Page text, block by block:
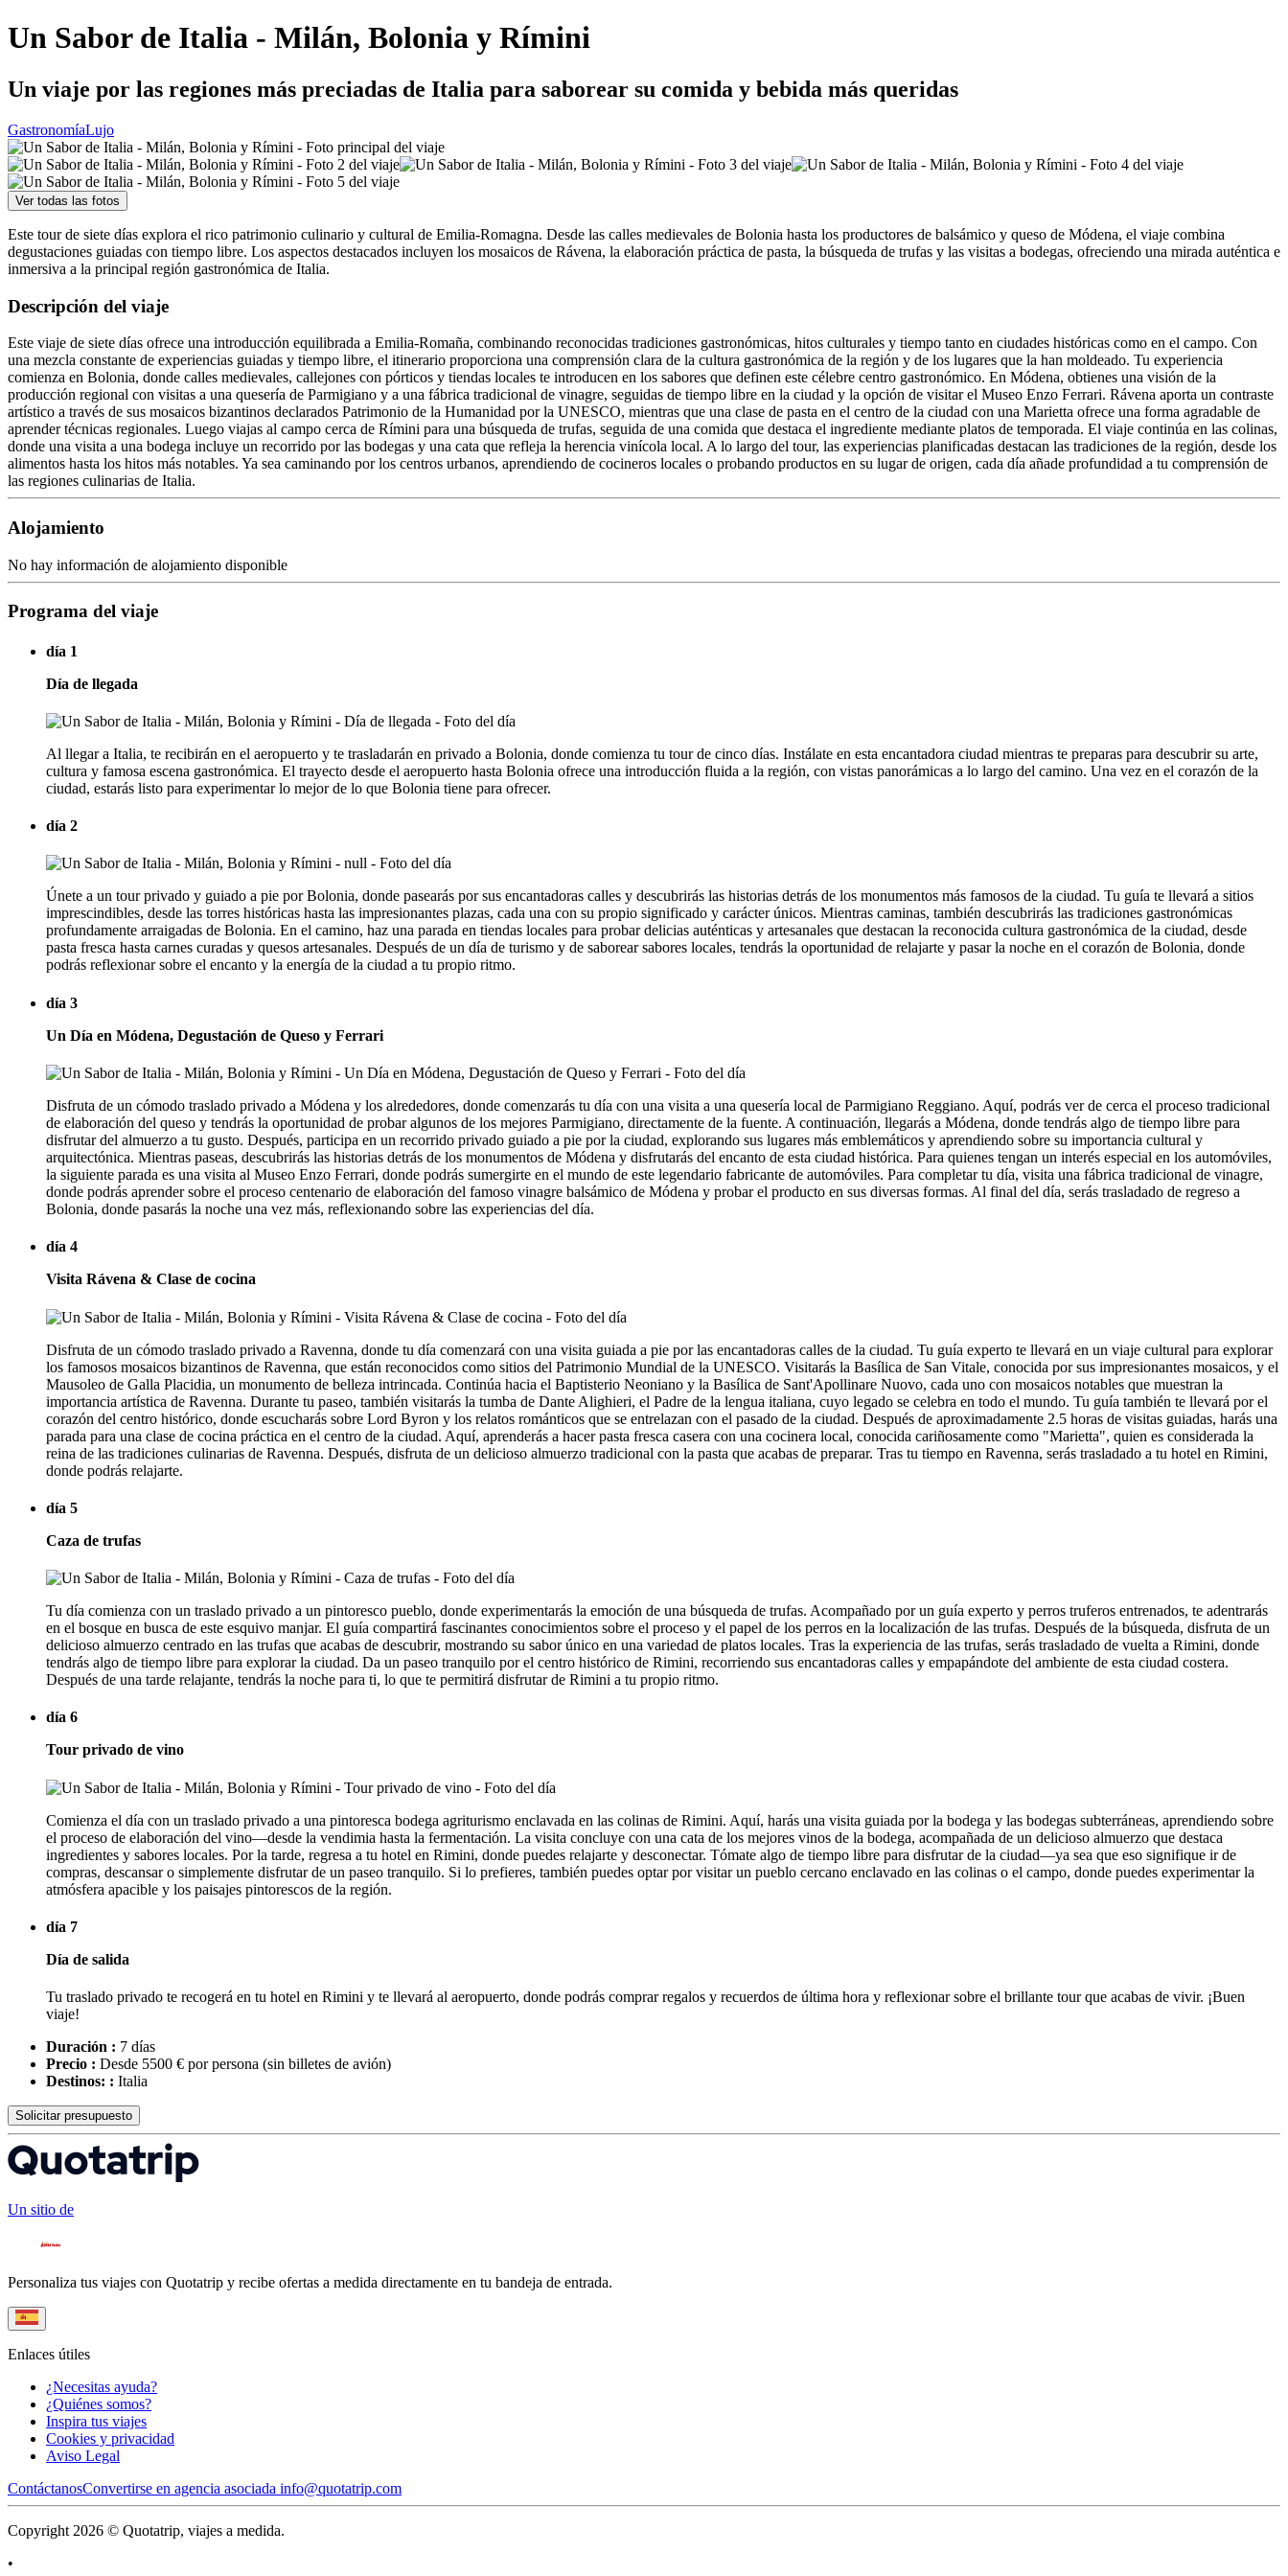
Un Sabor de Italia - Milán, Bolonia y Rímini
Un viaje por las regiones más preciadas de Italia para saborear su comida y bebida más queridas
GastronomíaLujo
Ver todas las fotos
Este tour de siete días explora el rico patrimonio culinario y cultural de Emilia-Romagna. Desde las calles medievales de Bolonia hasta los productores de balsámico y queso de Módena, el viaje combina
degustaciones guiadas con tiempo libre. Los aspectos destacados incluyen los mosaicos de Rávena, la elaboración práctica de pasta, la búsqueda de trufas y las visitas a bodegas, ofreciendo una mirada auténtica e
inmersiva a la principal región gastronómica de Italia.
Descripción del viaje
Este viaje de siete días ofrece una introducción equilibrada a Emilia-Romaña, combinando reconocidas tradiciones gastronómicas, hitos culturales y tiempo tanto en ciudades históricas como en el campo. Con
una mezcla constante de experiencias guiadas y tiempo libre, el itinerario proporciona una comprensión clara de la cultura gastronómica de la región y de los lugares que la han moldeado. Tu experiencia
comienza en Bolonia, donde calles medievales, callejones con pórticos y tiendas locales te introducen en los sabores que definen este célebre centro gastronómico. En Módena, obtienes una visión de la
producción regional con visitas a una quesería de Parmigiano y a una fábrica tradicional de vinagre, seguidas de tiempo libre en la ciudad y la opción de visitar el Museo Enzo Ferrari. Rávena aporta un contraste
artístico a través de sus mosaicos bizantinos declarados Patrimonio de la Humanidad por la UNESCO, mientras que una clase de pasta en el centro de la ciudad con una Marietta ofrece una forma agradable de
aprender técnicas regionales. Luego viajas al campo cerca de Rímini para una búsqueda de trufas, seguida de una comida que destaca el ingrediente mediante platos de temporada. El viaje continúa en las colinas,
donde una visita a una bodega incluye un recorrido por las bodegas y una cata que refleja la herencia vinícola local. A lo largo del tour, las experiencias planificadas destacan las tradiciones de la región, desde los
alimentos hasta los hitos más notables. Ya sea caminando por los centros urbanos, aprendiendo de cocineros locales o probando productos en su lugar de origen, cada día añade profundidad a tu comprensión de
las regiones culinarias de Italia.
Alojamiento
No hay información de alojamiento disponible
Programa del viaje
día 1
Día de llegada
Al llegar a Italia, te recibirán en el aeropuerto y te trasladarán en privado a Bolonia, donde comienza tu tour de cinco días. Instálate en esta encantadora ciudad mientras te preparas para descubrir su arte,
cultura y famosa escena gastronómica. El trayecto desde el aeropuerto hasta Bolonia ofrece una introducción fluida a la región, con vistas panorámicas a lo largo del camino. Una vez en el corazón de la
ciudad, estarás listo para experimentar lo mejor de lo que Bolonia tiene para ofrecer.
día 2
Únete a un tour privado y guiado a pie por Bolonia, donde pasearás por sus encantadoras calles y descubrirás las historias detrás de los monumentos más famosos de la ciudad. Tu guía te llevará a sitios
imprescindibles, desde las torres históricas hasta las impresionantes plazas, cada una con su propio significado y carácter únicos. Mientras caminas, también descubrirás las tradiciones gastronómicas
profundamente arraigadas de Bolonia. En el camino, haz una parada en tiendas locales para probar delicias auténticas y artesanales que destacan la reconocida cultura gastronómica de la ciudad, desde
pasta fresca hasta carnes curadas y quesos artesanales. Después de un día de turismo y de saborear sabores locales, tendrás la oportunidad de relajarte y pasar la noche en el corazón de Bolonia, donde
podrás reflexionar sobre el encanto y la energía de la ciudad a tu propio ritmo.
día 3
Un Día en Módena, Degustación de Queso y Ferrari
Disfruta de un cómodo traslado privado a Módena y los alrededores, donde comenzarás tu día con una visita a una quesería local de Parmigiano Reggiano. Aquí, podrás ver de cerca el proceso tradicional
de elaboración del queso y tendrás la oportunidad de probar algunos de los mejores Parmigiano, directamente de la fuente. A continuación, llegarás a Módena, donde tendrás algo de tiempo libre para
disfrutar del almuerzo a tu gusto. Después, participa en un recorrido privado guiado a pie por la ciudad, explorando sus lugares más emblemáticos y aprendiendo sobre su importancia cultural y
arquitectónica. Mientras paseas, descubrirás las historias detrás de los monumentos de Módena y disfrutarás del encanto de esta ciudad histórica. Para quienes tengan un interés especial en los automóviles,
la siguiente parada es una visita al Museo Enzo Ferrari, donde podrás sumergirte en el mundo de este legendario fabricante de automóviles. Para completar tu día, visita una fábrica tradicional de vinagre,
donde podrás aprender sobre el proceso centenario de elaboración del famoso vinagre balsámico de Módena y probar el producto en sus diversas formas. Al final del día, serás trasladado de regreso a
Bolonia, donde pasarás la noche una vez más, reflexionando sobre las experiencias del día.
día 4
Visita Rávena & Clase de cocina
Disfruta de un cómodo traslado privado a Ravenna, donde tu día comenzará con una visita guiada a pie por las encantadoras calles de la ciudad. Tu guía experto te llevará en un viaje cultural para explorar
los famosos mosaicos bizantinos de Ravenna, que están reconocidos como sitios del Patrimonio Mundial de la UNESCO. Visitarás la Basílica de San Vitale, conocida por sus impresionantes mosaicos, y el
Mausoleo de Galla Placidia, un monumento de belleza intrincada. Continúa hacia el Baptisterio Neoniano y la Basílica de Sant'Apollinare Nuovo, cada uno con mosaicos notables que muestran la
importancia artística de Ravenna. Durante tu paseo, también visitarás la tumba de Dante Alighieri, el Padre de la lengua italiana, cuyo legado se celebra en todo el mundo. Tu guía también te llevará por el
corazón del centro histórico, donde escucharás sobre Lord Byron y los relatos románticos que se entrelazan con el pasado de la ciudad. Después de aproximadamente 2.5 horas de visitas guiadas, harás una
parada para una clase de cocina práctica en el centro de la ciudad. Aquí, aprenderás a hacer pasta fresca casera con una cocinera local, conocida cariñosamente como "Marietta", quien es considerada la
reina de las tradiciones culinarias de Ravenna. Después, disfruta de un delicioso almuerzo tradicional con la pasta que acabas de preparar. Tras tu tiempo en Ravenna, serás trasladado a tu hotel en Rimini,
donde podrás relajarte.
día 5
Caza de trufas
Tu día comienza con un traslado privado a un pintoresco pueblo, donde experimentarás la emoción de una búsqueda de trufas. Acompañado por un guía experto y perros truferos entrenados, te adentrarás
en el bosque en busca de este esquivo manjar. El guía compartirá fascinantes conocimientos sobre el proceso y el papel de los perros en la localización de las trufas. Después de la búsqueda, disfruta de un
delicioso almuerzo centrado en las trufas que acabas de descubrir, mostrando su sabor único en una variedad de platos locales. Tras la experiencia de las trufas, serás trasladado de vuelta a Rimini, donde
tendrás algo de tiempo libre para explorar la ciudad. Da un paseo tranquilo por el centro histórico de Rimini, recorriendo sus encantadoras calles y empapándote del ambiente de esta ciudad costera.
Después de una tarde relajante, tendrás la noche para ti, lo que te permitirá disfrutar de Rimini a tu propio ritmo.
día 6
Tour privado de vino
Comienza el día con un traslado privado a una pintoresca bodega agriturismo enclavada en las colinas de Rimini. Aquí, harás una visita guiada por la bodega y las bodegas subterráneas, aprendiendo sobre
el proceso de elaboración del vino—desde la vendimia hasta la fermentación. La visita concluye con una cata de los mejores vinos de la bodega, acompañada de un delicioso almuerzo que destaca
ingredientes y sabores locales. Por la tarde, regresa a tu hotel en Rimini, donde puedes relajarte y desconectar. Tómate algo de tiempo libre para disfrutar de la ciudad—ya sea que eso signifique ir de
compras, descansar o simplemente disfrutar de un paseo tranquilo. Si lo prefieres, también puedes optar por visitar un pueblo cercano enclavado en las colinas o el campo, donde puedes experimentar la
atmósfera apacible y los paisajes pintorescos de la región.
día 7
Día de salida
Tu traslado privado te recogerá en tu hotel en Rimini y te llevará al aeropuerto, donde podrás comprar regalos y recuerdos de última hora y reflexionar sobre el brillante tour que acabas de vivir. ¡Buen
viaje!
Duración : 7 días
Precio : Desde 5500 € por persona (sin billetes de avión)
Destinos: : Italia
Solicitar presupuesto
Un sitio de
Personaliza tus viajes con Quotatrip y recibe ofertas a medida directamente en tu bandeja de entrada.
Enlaces útiles
¿Necesitas ayuda?
¿Quiénes somos?
Inspira tus viajes
Cookies y privacidad
Aviso Legal
ContáctanosConvertirse en agencia asociada info@quotatrip.com
Copyright 2026 © Quotatrip, viajes a medida.
•